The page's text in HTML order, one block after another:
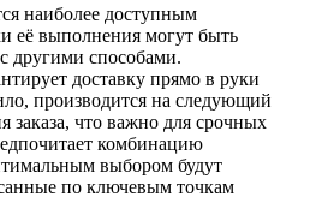
наиболее доступным
её выполнения могут быть
другими способами.
доставку прямо в руки
производится на следующий
заказа, что важно для срочных
комбинацию
выбором будут
по ключевым точкам